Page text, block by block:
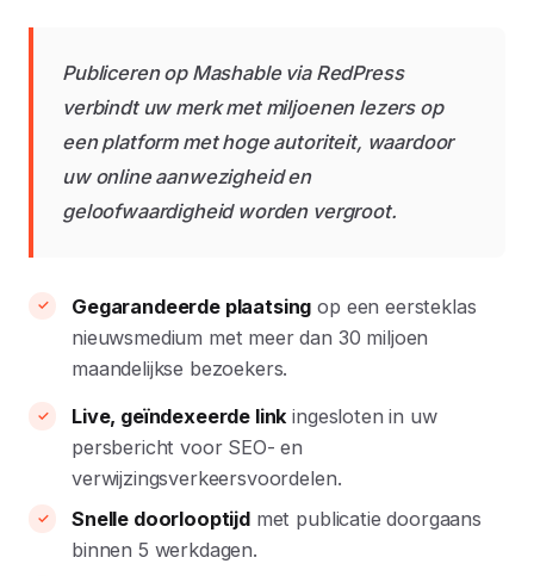
Publiceren op Mashable via RedPress
verbindt uw merk met miljoenen lezers op
een platform met hoge autoriteit, waardoor
uw online aanwezigheid en
geloofwaardigheid worden vergroot.
Gegarandeerde plaatsing op een eersteklas
nieuwsmedium met meer dan 30 miljoen
maandelijkse bezoekers.
Live, geïndexeerde linkingesloten in uw
persbericht voor SEO- en
verwijzingsverkeersvoordelen.
Snelle doorlooptijdmet publicatie doorgaans
binnen 5 werkdagen.